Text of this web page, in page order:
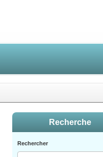
Recherche
Rechercher